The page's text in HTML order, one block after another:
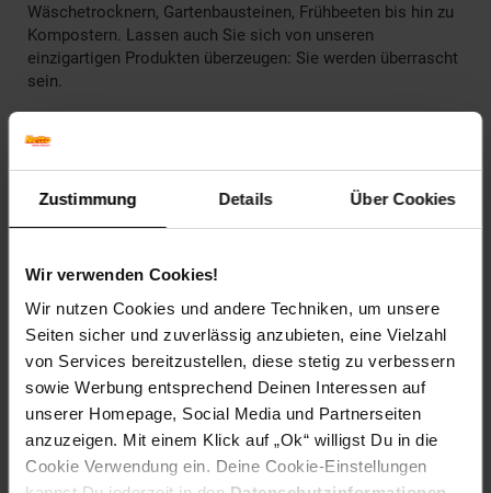
Zustimmung Details Über Cookies
Wir verwenden Cookies!
Wir nutzen Cookies und andere Techniken, um unsere
Seiten sicher und zuverlässig anzubieten, eine Vielzahl
von Services bereitzustellen, diese stetig zu verbessern
sowie Werbung entsprechend Deinen Interessen auf
unserer Homepage, Social Media und Partnerseiten
anzuzeigen. Mit einem Klick auf „Ok“ willigst Du in die
Cookie Verwendung ein. Deine Cookie-Einstellungen
Wäschetrocknern, Gartenbausteinen, Frühbeeten bis hin zu
Kompostern. Lassen auch Sie sich von unseren
einzigartigen Produkten überzeugen: Sie werden überrascht
sein.
EAN: 9001567201610
Artikel gehört zur Kategorie:Weitere Gartenmöbel
Versandinformationen
Herstellerinformationen
Fußzeile
Weitere Online-Angebote